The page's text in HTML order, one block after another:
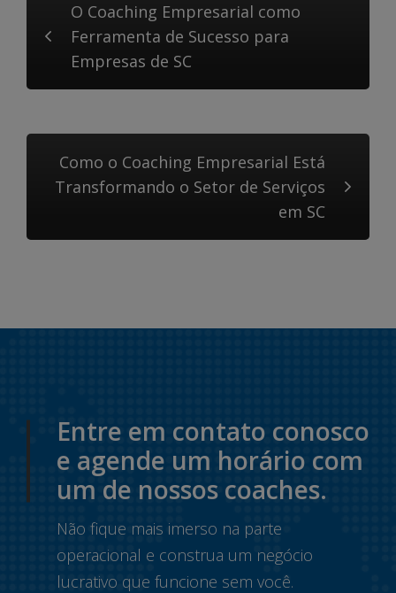
O Coaching Empresarial como
Ferramenta de Sucesso para
Empresas de SC
Como o Coaching Empresarial Está
Transformando o Setor de Serviços
em SC
Entre em contato conosco
e agende um horário com
um de nossos coaches.
Não fique mais imerso na parte
operacional e construa um negócio
lucrativo que funcione sem você.